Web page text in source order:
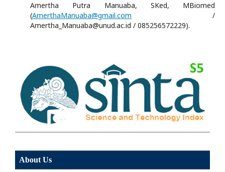
Amertha Putra Manuaba, SKed, MBiomed
(AmerthaManuaba@gmail.com /
Amertha_Manuaba@unud.ac.id / 085256572229).
About Us